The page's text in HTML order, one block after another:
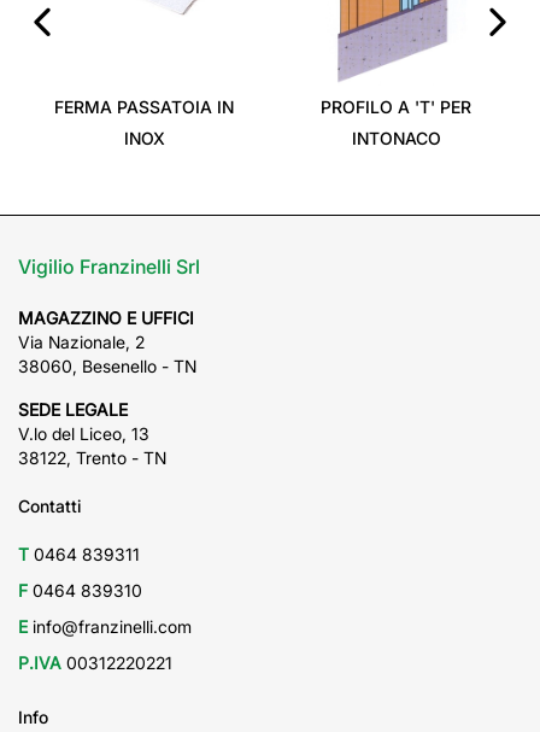
FERMA PASSATOIA IN
INOX
PROFILO A 'T' PER
INTONACO
Vigilio Franzinelli Srl
MAGAZZINO E UFFICI
Via Nazionale, 2
38060, Besenello - TN
SEDE LEGALE
V.lo del Liceo, 13
38122, Trento - TN
Contatti
T 0464 839311
F 0464 839310
E info@franzinelli.com
P.IVA 00312220221
Info